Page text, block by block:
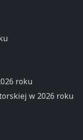
roku
w 2026 roku